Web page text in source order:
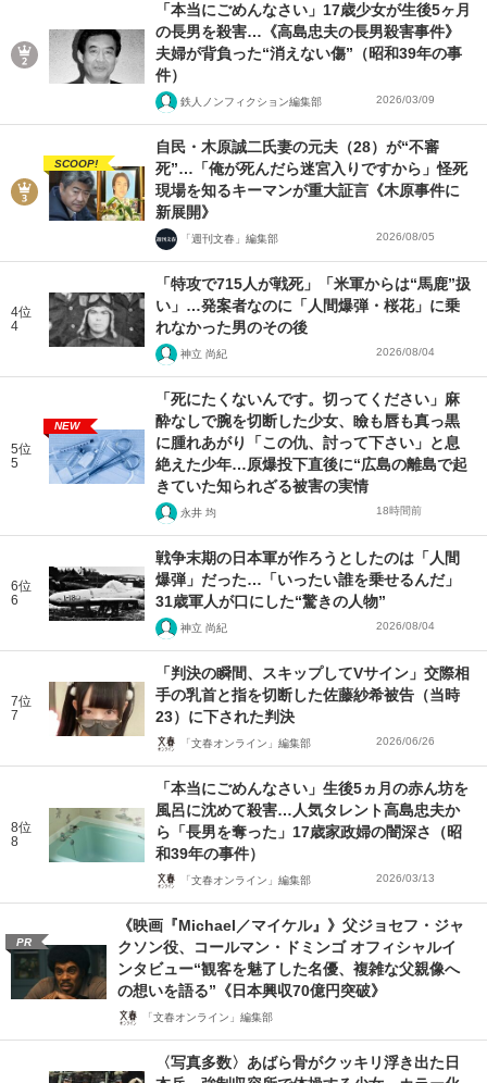
「本当にごめんなさい」17歳少女が生後5ヶ月
の長男を殺害…《高島忠夫の長男殺害事件》
夫婦が背負った“消えない傷”（昭和39年の事
件）
鉄人ノンフィクション編集部 2026/03/09
SCOOP!
自民・木原誠二氏妻の元夫（28）が“不審
死”…「俺が死んだら迷宮入りですから」怪死
現場を知るキーマンが重大証言《木原事件に
新展開》
「週刊文春」編集部 2026/08/05
4位
4
「特攻で715人が戦死」「米軍からは“馬鹿”扱
い」…発案者なのに「人間爆弾・桜花」に乗
れなかった男のその後
神立 尚紀 2026/08/04
5位
5
NEW
「死にたくないんです。切ってください」麻
酔なしで腕を切断した少女、瞼も唇も真っ黒
に腫れあがり「この仇、討って下さい」と息
絶えた少年…原爆投下直後に“広島の離島で起
きていた知られざる被害の実情
永井 均 18時間前
6位
6
戦争末期の日本軍が作ろうとしたのは「人間
爆弾」だった…「いったい誰を乗せるんだ」
31歳軍人が口にした“驚きの人物”
神立 尚紀 2026/08/04
7位
7
「判決の瞬間、スキップしてVサイン」交際相
手の乳首と指を切断した佐藤紗希被告（当時
23）に下された判決
「文春オンライン」編集部 2026/06/26
8位
8
「本当にごめんなさい」生後5ヵ月の赤ん坊を
風呂に沈めて殺害…人気タレント高島忠夫か
ら「長男を奪った」17歳家政婦の闇深さ（昭
和39年の事件）
「文春オンライン」編集部 2026/03/13
PR
《映画『Michael／マイケル』》父ジョセフ・ジャ
クソン役、コールマン・ドミンゴ オフィシャルイ
ンタビュー“観客を魅了した名優、複雑な父親像へ
の想いを語る”《日本興収70億円突破》
「文春オンライン」編集部
〈写真多数〉あばら骨がクッキリ浮き出た日